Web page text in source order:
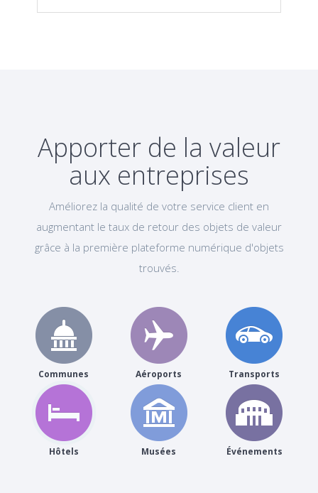
Apporter de la valeur
aux entreprises
Améliorez la qualité de votre service client en
augmentant le taux de retour des objets de valeur
grâce à la première plateforme numérique d'objets
trouvés.
Communes Aéroports Transports
Hôtels Musées Événements